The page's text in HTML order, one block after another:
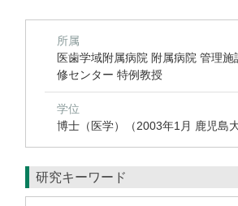
所属
医歯学域附属病院 附属病院 管理施
修センター 特例教授
学位
博士（医学）（2003年1月 鹿児島大
研究キーワード